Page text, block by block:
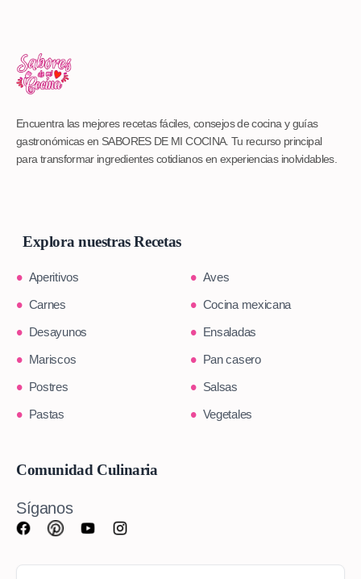
Encuentra las mejores recetas fáciles, consejos de cocina y guías
gastronómicas en SABORES DE MI COCINA. Tu recurso principal
para transformar ingredientes cotidianos en experiencias inolvidables.
Explora nuestras Recetas
Aperitivos
Aves
Carnes
Cocina mexicana
Desayunos
Ensaladas
Mariscos
Pan casero
Postres
Salsas
Pastas
Vegetales
Comunidad Culinaria
Síganos